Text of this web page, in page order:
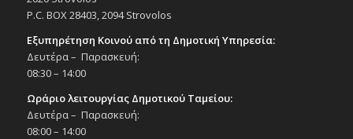
P.C. BOX 28403, 2094 Strovolos
Εξυπηρέτηση Κοινού από τη Δημοτική Υπηρεσία:
Δευτέρα – Παρασκευή:
08:30 – 14:00
Ωράριο λειτουργίας Δημοτικού Ταμείου:
Δευτέρα – Παρασκευή:
08:00 – 14:00